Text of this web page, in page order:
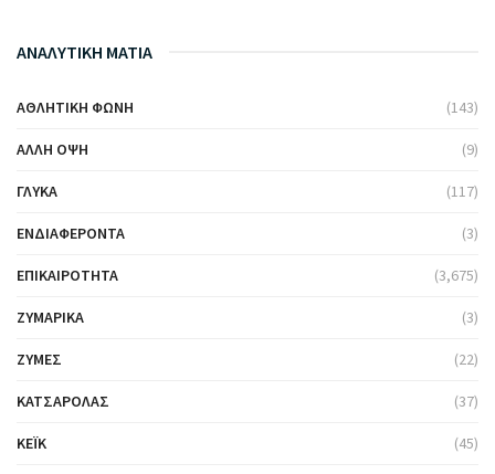
ΑΝΑΛΥΤΙΚΗ ΜΑΤΙΑ
ΑΘΛΗΤΙΚΉ ΦΩΝΉ (143)
ΆΛΛΗ ΌΨΗ (9)
ΓΛΥΚΆ (117)
ΕΝΔΙΑΦΈΡΟΝΤΑ (3)
ΕΠΙΚΑΙΡΌΤΗΤΑ (3,675)
ΖΥΜΑΡΙΚΆ (3)
ΖΎΜΕΣ (22)
ΚΑΤΣΑΡΌΛΑΣ (37)
ΚΈΙΚ (45)